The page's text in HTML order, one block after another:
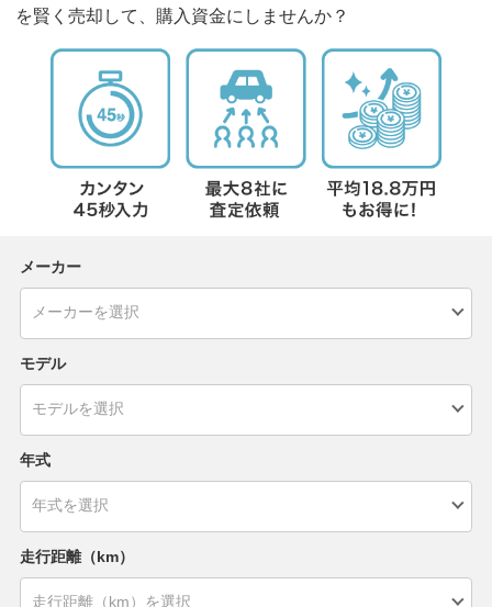
を賢く売却して、購入資金にしませんか？
メーカー
モデル
年式
走行距離（km）